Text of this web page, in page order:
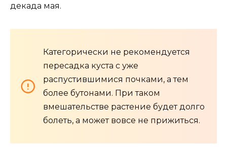
декада мая.
Категорически не рекомендуется
пересадка куста с уже
распустившимися почками, а тем
более бутонами. При таком
вмешательстве растение будет долго
болеть, а может вовсе не прижиться.